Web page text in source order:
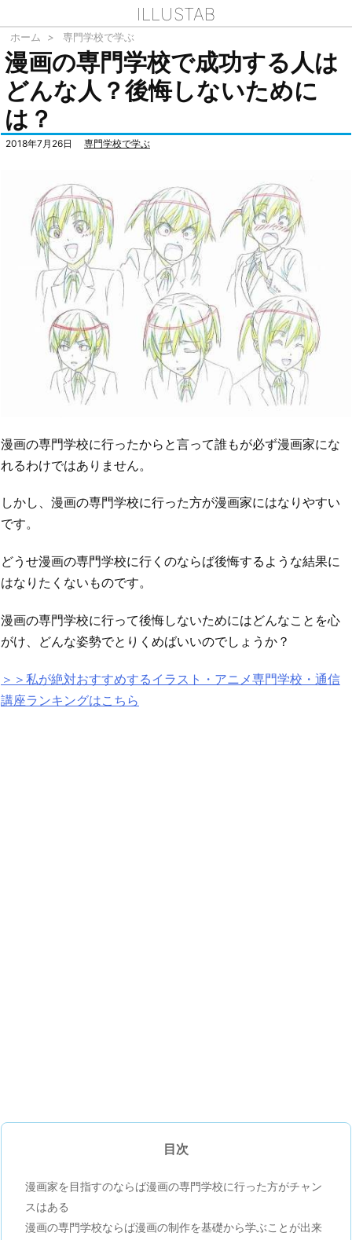
ILLUSTAB
ホーム > 専門学校で学ぶ
漫画の専門学校で成功する人は
どんな人？後悔しないために
は？
2018年7月26日 専門学校で学ぶ
漫画の専門学校に行ったからと言って誰もが必ず漫画家にな
れるわけではありません。
しかし、漫画の専門学校に行った方が漫画家にはなりやすい
です。
どうせ漫画の専門学校に行くのならば後悔するような結果に
はなりたくないものです。
漫画の専門学校に行って後悔しないためにはどんなことを心
がけ、どんな姿勢でとりくめばいいのでしょうか？
＞＞私が絶対おすすめするイラスト・アニメ専門学校・通信
講座ランキングはこちら
目次
漫画家を目指すのならば漫画の専門学校に行った方がチャン
スはある
漫画の専門学校ならば漫画の制作を基礎から学ぶことが出来